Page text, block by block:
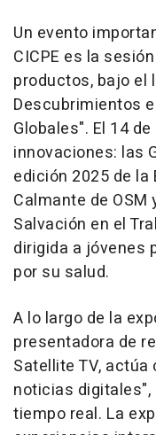
Un evento
CICPE es la
productos, bajo el
Descubrimientos
Globales". El 14
innovaciones: las
edición 2025 de la
Calmante de
Salvación en el
dirigida a jóvenes
por su salud.
A lo largo de la
presentadora de
Satellite TV,
noticias
tiempo real. La